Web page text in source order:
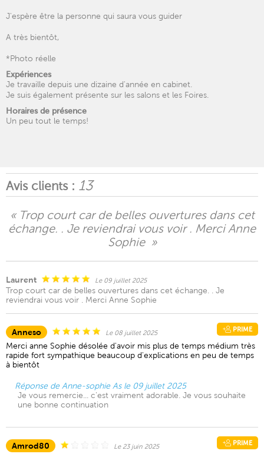
J'espère être la personne qui saura vous guider
A très bientôt,
*Photo réelle
Expériences
Je travaille depuis une dizaine d'année en cabinet.
Je suis également présente sur les salons et les Foires.
Horaires de présence
Un peu tout le temps!
Avis clients : 13
« Trop court car de belles ouvertures dans cet
échange. . Je reviendrai vous voir . Merci Anne
Sophie »
Laurent Le 09 juillet 2025
Trop court car de belles ouvertures dans cet échange. . Je
reviendrai vous voir . Merci Anne Sophie
Anneso Le 08 juillet 2025 PRIME
Merci anne Sophie désolée d'avoir mis plus de temps médium très
rapide fort sympathique beaucoup d'explications en peu de temps
à bientôt
Réponse de Anne-sophie As le 09 juillet 2025
Je vous remercie... c'est vraiment adorable. Je vous souhaite
une bonne continuation
Amrod80 Le 23 juin 2025 PRIME